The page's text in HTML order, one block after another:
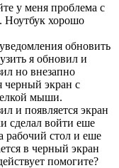
у меня проблема с
Ноутбук хорошо
обновить
я обновил и
но внезапно
черный экран с
мыши.
и появляется экран
сделал войти еше
рабочий стол и еше
в черный экран
помогите?